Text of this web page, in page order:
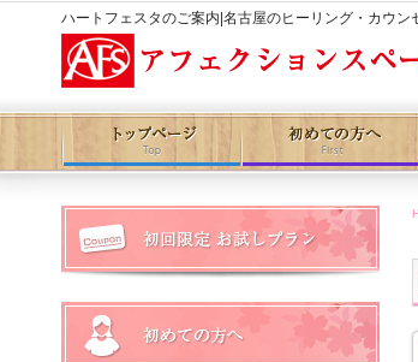
ハートフェスタのご案内|名古屋のヒーリング・カウ